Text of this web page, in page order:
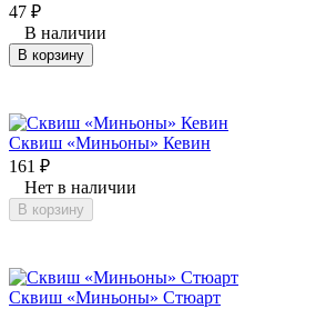
47 ₽
В наличии
В корзину
Сквиш «Миньоны» Кевин
161 ₽
Нет в наличии
В корзину
Сквиш «Миньоны» Стюарт